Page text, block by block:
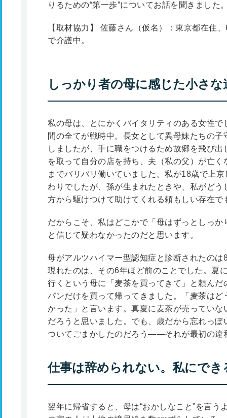
りるための“第一歩”についてお話を聞きました
【取材協力】 佐藤さん（仮名）：東京都在住
で介護中。
しっかり者の母に感じた小さな
私の母は、とにかくバイタリティのある女性
間の全てが戦時中。長女として異母妹たちの
しましたが、手に職をつけるため故郷を飛び
を取って自分の店を持ち、夫（私の父）が亡
までバリバリ働いていました。私が18歳で上
わりでしたが、孫が生まれたときや、私がど
方から駆けつけて助けてくれる頼もしい存在で
だからこそ、私はどこかで「母はずっとしっ
と信じて疑わなかったのだと思います。
母がアルツハイマー型認知症と診断されたのは
現れたのは、その6年ほど前のことでした。夏
行くという母に「麦茶を買ってきて」と頼ん
パンだけを買って帰ってきました。「麦茶は
かった」と言います。真夏に麦茶が売ってい
だろうと思いました。でも、歳だから忘れっ
ついてごまかしたのだろう――それが最初の違
仕事は辞められない。私にでき
翌年に帰省すると、母は“おかしなこと”を言